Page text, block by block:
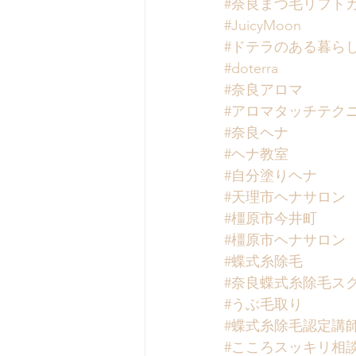
#奈良まつ毛リフト
#JuicyMoon
#ドテラのある暮ら
#doterra
#奈良アロマ
#アロマタッチテク
#奈良ヘナ
#ヘナ教室
#自分塗りヘナ
#天理市ヘナサロン
#橿原市今井町
#橿原市ヘナサロン
#蝶式糸除毛
#奈良蝶式糸除毛ス
#うぶ毛取り
#蝶式糸除毛認定講
#こころスッキリ相